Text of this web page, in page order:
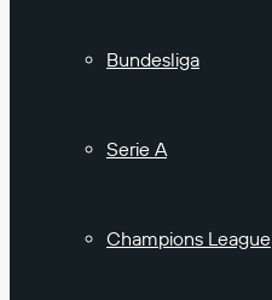
Bundesliga
Serie A
Champions League